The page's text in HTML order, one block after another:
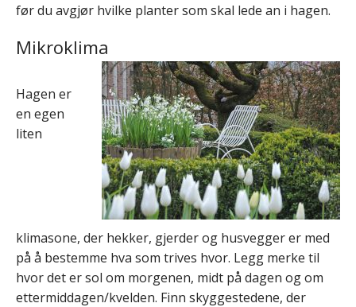
før du avgjør hvilke planter som skal lede an i hagen.
Mikroklima
Hagen er
en egen
liten
klimasone, der hekker, gjerder og husvegger er med
på å bestemme hva som trives hvor. Legg merke til
hvor det er sol om morgenen, midt på dagen og om
ettermiddagen/kvelden. Finn skyggestedene, der